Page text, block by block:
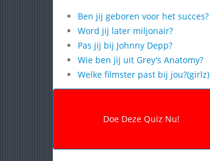
Ben jij geboren voor het succes?
Word jij later miljonair?
Pas jij bij Johnny Depp?
Wie ben jij uit Grey's Anatomy?
Welke filmster past bij jou?(girlz)